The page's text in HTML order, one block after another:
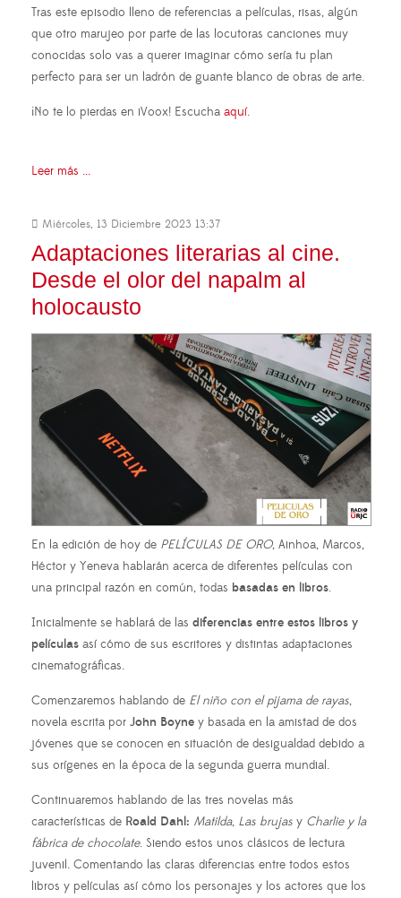
Tras este episodio lleno de referencias a películas, risas, algún
que otro marujeo por parte de las locutoras canciones muy
conocidas solo vas a querer imaginar cómo sería tu plan
perfecto para ser un ladrón de guante blanco de obras de arte.
¡No te lo pierdas en iVoox! Escucha aquí.
Leer más ...
Miércoles, 13 Diciembre 2023 13:37
Adaptaciones literarias al cine.
Desde el olor del napalm al
holocausto
En la edición de hoy de PELÍCULAS DE ORO, Ainhoa, Marcos,
Héctor y Yeneva hablarán acerca de diferentes películas con
una principal razón en común, todas basadas en libros.
Inicialmente se hablará de las diferencias entre estos libros y
películas así cómo de sus escritores y distintas adaptaciones
cinematográficas.
Comenzaremos hablando de El niño con el pijama de rayas,
novela escrita por John Boyne y basada en la amistad de dos
jóvenes que se conocen en situación de desigualdad debido a
sus orígenes en la época de la segunda guerra mundial.
Continuaremos hablando de las tres novelas más
características de Roald Dahl: Matilda, Las brujas y Charlie y la
fábrica de chocolate. Siendo estos unos clásicos de lectura
juvenil. Comentando las claras diferencias entre todos estos
libros y películas así cómo los personajes y los actores que los